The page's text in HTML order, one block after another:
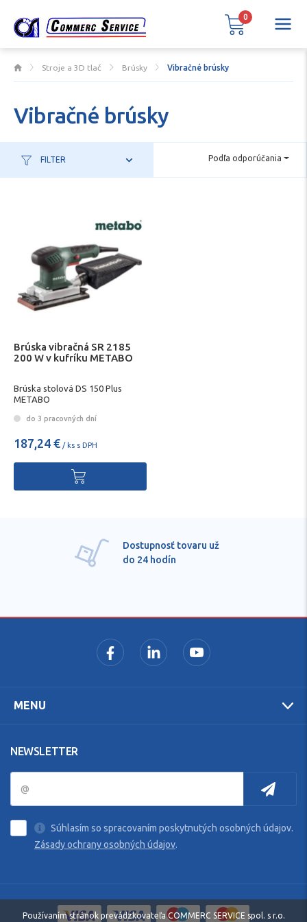
Stroje a 3D tlač Brúsky Vibračné brúsky
Vibračné brúsky
FILTER Podľa odporúčania
Brúska vibračná SR 2185
200 W v kufríku METABO
Brúska stolová DS 150 Plus
METABO
do 3 pracovných dní
187,24 € / ks s DPH
Dostupnosť tovaru už
do 24 hodín
MENU
NEWSLETTER
Súhlasím so spracovaním poskytnutých osobných údajov.
Zásady ochrany osobných údajov.
0
Používaním stránok prevádzkovateľa COMMERC SERVICE spol. s r.o.